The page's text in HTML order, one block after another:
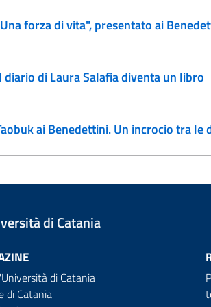
forza di vita", presentato ai
diario di Laura Salafia diventa un libro
ai Benedettini. Un incrocio tra
di Catania
di Catania
di Catania